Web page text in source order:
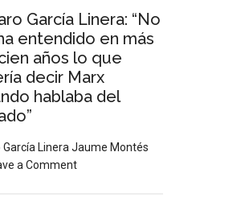
García Linera: “No
entendido en más
años lo que
decir Marx
hablaba del
García Linera Jaume Montés
a Comment